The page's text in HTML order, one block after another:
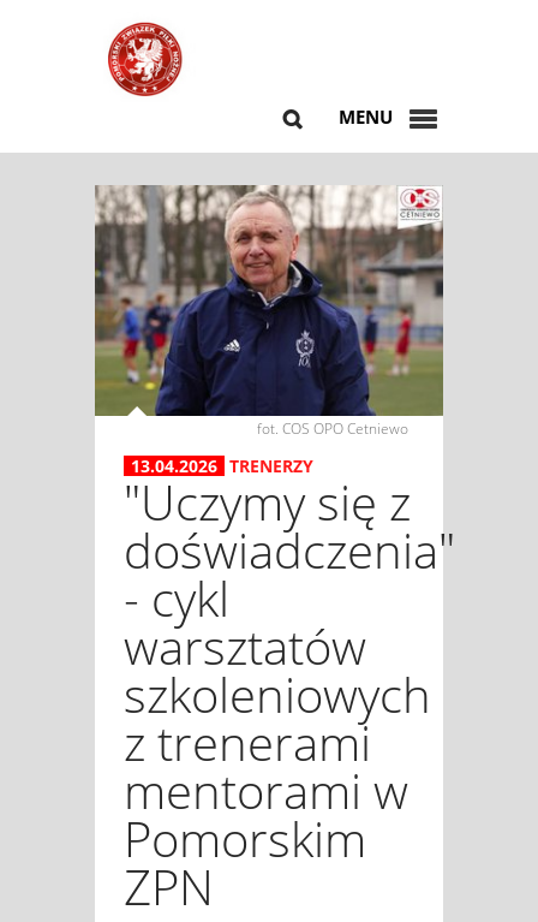
MENU
fot. COS OPO Cetniewo
13.04.2026 TRENERZY
"Uczymy się z
doświadczenia"
- cykl
warsztatów
szkoleniowych
z trenerami
mentorami w
Pomorskim
ZPN